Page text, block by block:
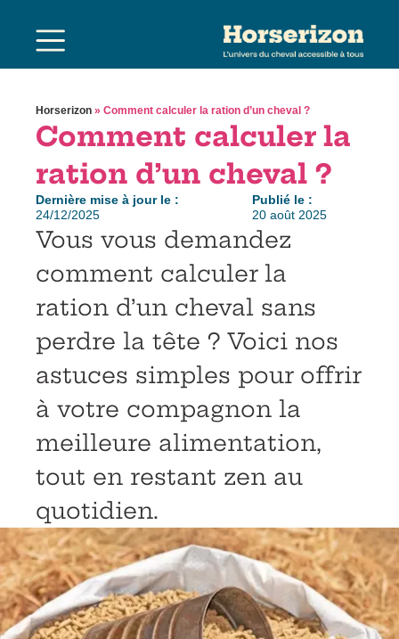
Horserizon » Comment calculer la ration d’un cheval ?
Comment calculer la
ration d’un cheval ?
Dernière mise à jour le :
24/12/2025
Publié le :
20 août 2025
Vous vous demandez
comment calculer la
ration d’un cheval sans
perdre la tête ? Voici nos
astuces simples pour offrir
à votre compagnon la
meilleure alimentation,
tout en restant zen au
quotidien.